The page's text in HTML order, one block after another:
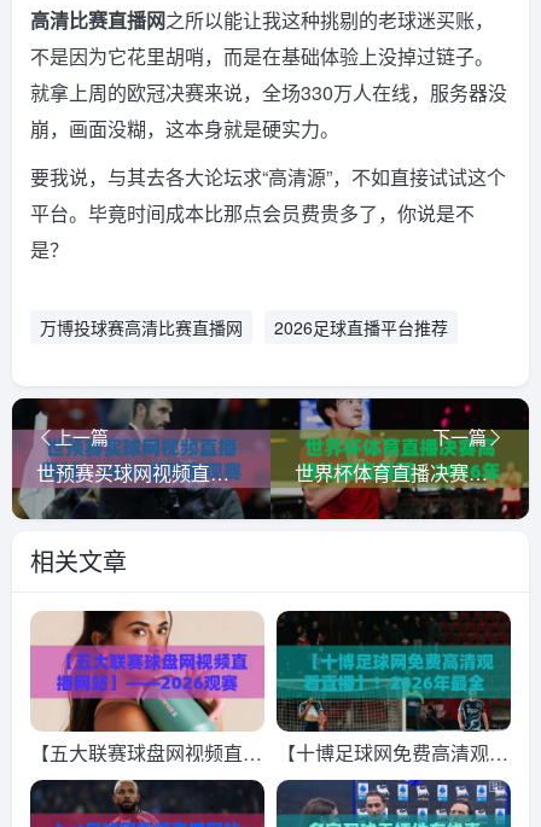
高清比赛直播网之所以能让我这种挑剔的老球迷买账，
不是因为它花里胡哨，而是在基础体验上没掉过链子。
就拿上周的欧冠决赛来说，全场330万人在线，服务器没
崩，画面没糊，这本身就是硬实力。
要我说，与其去各大论坛求“高清源”，不如直接试试这个
平台。毕竟时间成本比那点会员费贵多了，你说是不
是？
万博投球赛高清比赛直播网 2026足球直播平台推荐
上一篇
世预赛买球网视频直播网站：2026世预赛观赛指南与避坑提醒
下一篇
世界杯体育直播决赛高清比赛直播网：2026年看球必备神器，你选对了吗？
相关文章
【五大联赛球盘网视频直播
网站】——2026观赛指
【十博足球网免费高清观看
直播】！2026年最全观赛